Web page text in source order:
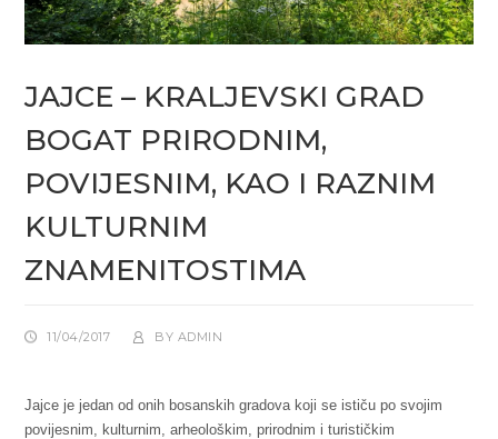
JAJCE – KRALJEVSKI GRAD
BOGAT PRIRODNIM,
POVIJESNIM, KAO I RAZNIM
KULTURNIM
ZNAMENITOSTIMA
11/04/2017 BY ADMIN
Jajce je jedan od onih bosanskih gradova koji se ističu po svojim
povijesnim, kulturnim, arheološkim, prirodnim i turističkim